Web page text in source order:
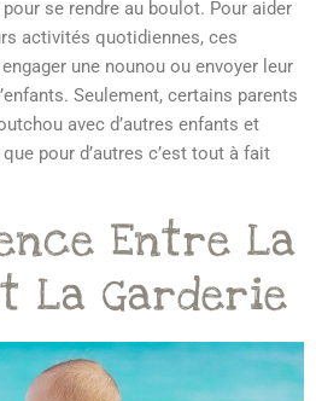
se rendre au boulot. Pour aider
activités quotidiennes, ces
une nounou ou envoyer leur
Seulement, certains parents
avec d’autres enfants et
pour d’autres c’est tout à fait
Entre La
La Garderie